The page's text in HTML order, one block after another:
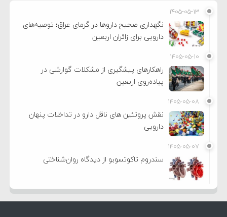
۱۴۰۵-۰۵-۱۳
نگهداری صحیح داروها در گرمای عراق؛ توصیه‌های
دارویی برای زائران اربعین
۱۴۰۵-۰۵-۱۰
راهکارهای پیشگیری از مشکلات گوارشی در
پیاده‌روی اربعین
۱۴۰۵-۰۵-۰۸
نقش پروتئین های ناقل دارو در تداخلات پنهان
دارویی
۱۴۰۵-۰۵-۰۷
سندروم تاکوتسوبو از دیدگاه روان‌شناختی